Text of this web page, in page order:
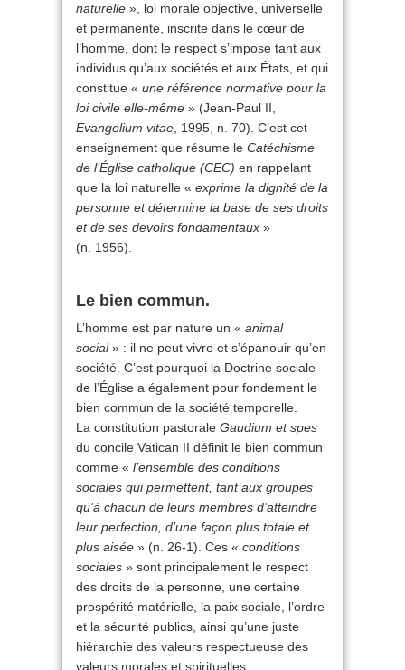
naturelle », loi morale objective, universelle
et permanente, inscrite dans le cœur de
l’homme, dont le respect s’impose tant aux
individus qu’aux sociétés et aux États, et qui
constitue « une référence normative pour la
loi civile elle-même » (Jean-Paul II,
Evangelium vitae , 1995, n. 70). C’est cet
enseignement que résume le Catéchisme
de l’Église catholique (CEC) en rappelant
que la loi naturelle « exprime la dignité de la
personne et détermine la base de ses droits
et de ses devoirs fondamentaux »
(n. 1956).
Le bien commun.
L’homme est par nature un « animal
social» : il ne peut vivre et s’épanouir qu’en
société. C’est pourquoi la Doctrine sociale
de l’Église a également pour fondement le
bien commun de la société temporelle.
La constitution pastorale Gaudium et spes
du concile Vatican II définit le bien commun
comme « l’ensemble des conditions
sociales qui permettent, tant aux groupes
qu’à chacun de leurs membres d’atteindre
leur perfection, d’une façon plus totale et
plus aisée » (n. 26-1). Ces « conditions
sociales » sont principalement le respect
des droits de la personne, une certaine
prospérité matérielle, la paix sociale, l’ordre
et la sécurité publics, ainsi qu’une juste
hiérarchie des valeurs respectueuse des
valeurs morales et spirituelles.